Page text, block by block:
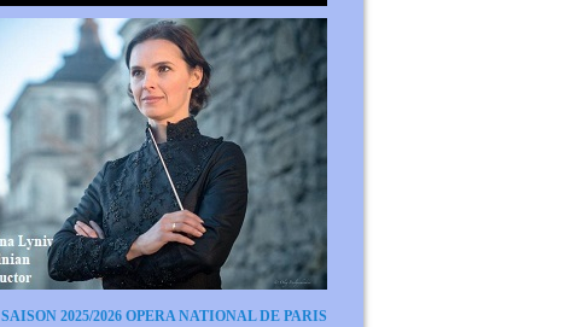
SAISON 2025/2026 OPERA NATIONAL DE PARIS